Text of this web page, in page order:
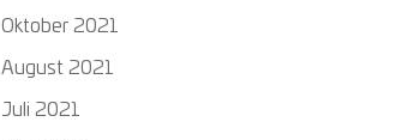
Oktober 2021
August 2021
Juli 2021